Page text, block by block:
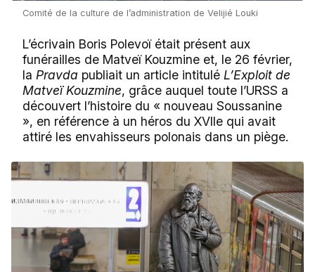
Comité de la culture de l’administration de Velijié Louki
L’écrivain Boris Polevoï était présent aux
funérailles de Matveï Kouzmine et, le 26 février,
la Pravda publiait un article intitulé L’Exploit de
Matveï Kouzmine, grâce auquel toute l’URSS a
découvert l’histoire du « nouveau Soussanine
», en référence à un héros du XVIIe qui avait
attiré les envahisseurs polonais dans un piège.